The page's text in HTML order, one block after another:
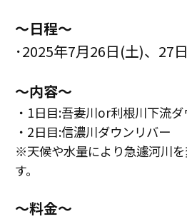
〜日程〜
･2025年7月26日(土)、27
〜内容〜
・1日目:吾妻川or利根川下流ダ
・2日目:信濃川ダウンリバー
※天候や水量により急遽河川
す。
〜料金〜